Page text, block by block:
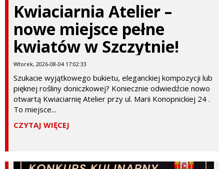
Kwiaciarnia Atelier –
nowe miejsce pełne
kwiatów w Szczytnie!
Wtorek, 2026-08-04 17:02:33
Szukacie wyjątkowego bukietu, eleganckiej kompozycji lub
pięknej rośliny doniczkowej? Koniecznie odwiedźcie nowo
otwartą Kwiaciarnię Atelier przy ul. Marii Konopnickiej 24 .
To miejsce...
CZYTAJ WIĘCEJ